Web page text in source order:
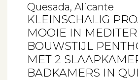
Quesada, Alicante
KLEINSCHALIG
MOOIE IN
BOUWSTIJL
MET 2
BADKAMERS IN